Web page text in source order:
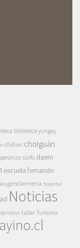
biblioteca yungay
chillan cholguán
corfo daem
escuela fernando
gendarmeria hospital
Noticias
sernatur taller Turismo